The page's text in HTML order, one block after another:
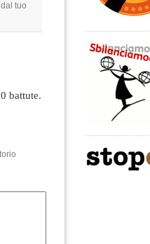
dal tuo
battute.